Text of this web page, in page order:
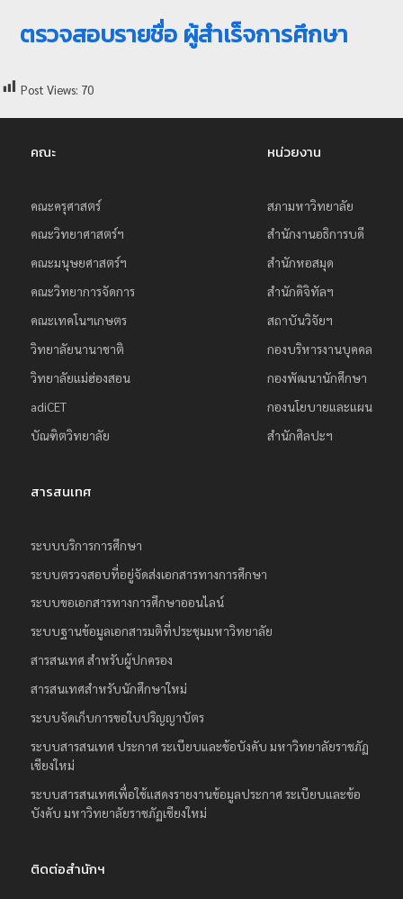
ย
ย
า
ภั
ฏ
เ
ชี
ย
ม่
ตรวจสอบรายชื่อ ผู้สำเร็จการศึกษา
Post Views: 70
คณะ
คณะครุศาสตร์
คณะวิทยาศาสตร์ฯ
คณะมนุษยศาสตร์ฯ
คณะวิทยาการจัดการ
คณะเทคโนฯเกษตร
วิทยาลัยนานาชาติ
วิทยาลัยแม่ฮ่องสอน
adiCET
บัณฑิตวิทยาลัย
หน่วยงาน
สภามหาวิทยาลัย
สำนักงานอธิการบดี
สำนักหอสมุด
สำนักดิจิทัลฯ
สถาบันวิจัยฯ
กองบริหารงานบุคคล
กองพัฒนานักศึกษา
กองนโยบายและแผน
สำนักศิลปะฯ
สารสนเทศ
ระบบบริการการศึกษา
ระบบตรวจสอบที่อยู่จัดส่งเอกสารทางการศึกษา
ระบบขอเอกสารทางการศึกษาออนไลน์
ระบบฐานข้อมูลเอกสารมติที่ประชุมมหาวิทยาลัย
สารสนเทศ สำหรับผู้ปกครอง
สารสนเทศสำหรับนักศึกษาใหม่
ระบบจัดเก็บการขอใบปริญญาบัตร
ระบบสารสนเทศ ประกาศ ระเบียบและข้อบังคับ มหาวิทยาลัยราชภัฏ
เชียงใหม่
ระบบสารสนเทศเพื่อใช้แสดงรายงานข้อมูลประกาศ ระเบียบและข้อ
บังคับ มหาวิทยาลัยราชภัฏเชียงใหม่
ติดต่อสำนักฯ